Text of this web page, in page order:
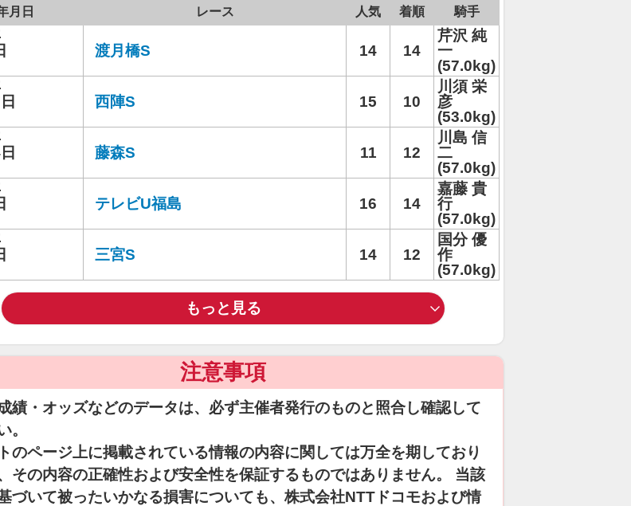
月日 レース 人気 着順 騎手
渡月橋S 14 14
芹沢 純
一
(57.0kg)
西陣S 15 10
川須 栄
彦
(53.0kg)
藤森S 11 12
川島 信
二
(57.0kg)
テレビU福島 16 14
嘉藤 貴
行
(57.0kg)
三宮S 14 12
国分 優
作
(57.0kg)
もっと見る
注意事項
績・オッズなどのデータは、必ず主催者発行のものと照合し確認して
。
のページ上に掲載されている情報の内容に関しては万全を期しており
その内容の正確性および安全性を保証するものではありません。 当該
づいて被ったいかなる損害についても、株式会社NTTドコモおよび情